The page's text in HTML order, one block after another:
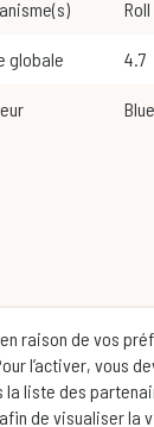
globale 4.7
raison de vos
l’activer, vous
la liste des
de visualiser la